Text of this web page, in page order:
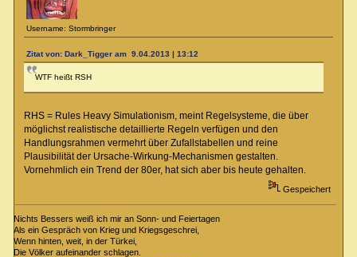
Username: Stormbringer
Zitat von: Dark_Tigger am 9.04.2013 | 13:12
WTF heißt RSH
RHS = Rules Heavy Simulationism, meint Regelsysteme, die über
möglichst realistische detaillierte Regeln verfügen und den
Handlungsrahmen vermehrt über Zufallstabellen und reine
Plausibilität der Ursache-Wirkung-Mechanismen gestalten.
Vornehmlich ein Trend der 80er, hat sich aber bis heute gehalten.
Gespeichert
Nichts Bessers weiß ich mir an Sonn- und Feiertagen
Als ein Gespräch von Krieg und Kriegsgeschrei,
Wenn hinten, weit, in der Türkei,
Die Völker aufeinander schlagen.